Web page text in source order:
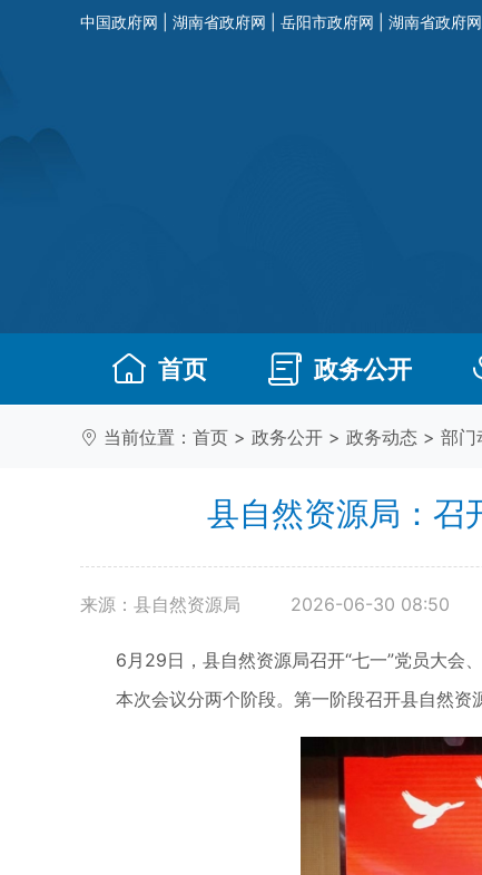
中国政府网 湖南省政府网 岳阳市政府网 湖南省政府
首页 政务公开
当前位置： 首页 > 政务公开 > 政务动态 > 部门
县自然资源局：召
来源：县自然资源局 2026-06-30 08:50
6月29日，县自然资源局召开“七一”党员大会、
本次会议分两个阶段。第一阶段召开县自然资源